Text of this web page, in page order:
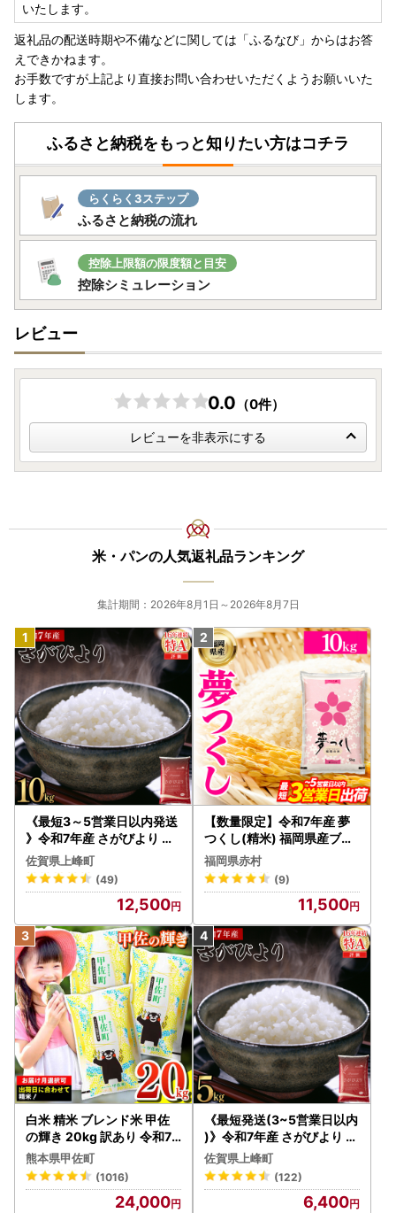
いたします。
返礼品の配送時期や不備などに関しては「ふるなび」からはお答
えできかねます。
お手数ですが上記より直接お問い合わせいただくようお願いいた
します。
ふるさと納税をもっと知りたい方はコチラ
らくらく3ステップ
ふるさと納税の流れ
控除上限額の限度額と目安
控除シミュレーション
レビュー
0.0 （0件）
レビューを非表示にする
米・パンの人気返礼品ランキング
集計期間：2026年8月1日～2026年8月7日
《最短3～5営業日以内発送
》令和7年産 さがびより 佐
賀県産（精米）10kg
佐賀県上峰町
(49)
12,500
【数量限定】令和7年産 夢
つくし(精米) 福岡県産ブラ
ンド米 10kg (品番:3X11R7)
福岡県赤村
(9)
11,500
白米 精米 ブレンド米 甲佐
の輝き 20kg 訳あり 令和7
年産 【価格改定ZS】
熊本県甲佐町
(1016)
24,000
《最短発送(3~5営業日以内
)》令和7年産 さがびより 佐
賀県産（精米）5kg
佐賀県上峰町
(122)
6,400